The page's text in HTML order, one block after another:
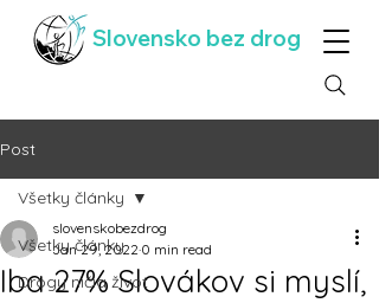
Slovensko bez drog
Post
Všetky články
Drogy ničia život
Všetky články
Iba 27% Slovákov si myslí,
slovenskobezdrog
Jan 29, 2022 0 min read